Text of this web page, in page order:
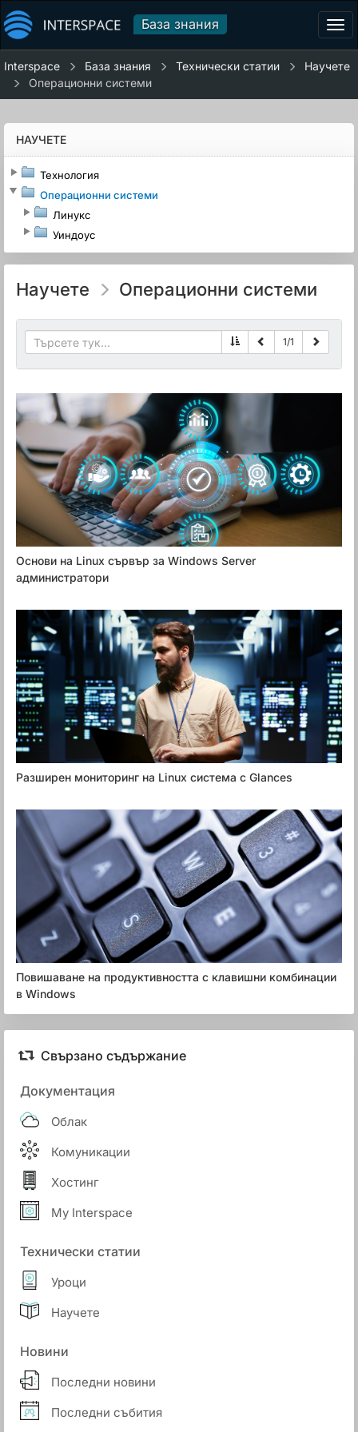
База знания
Interspace База знания Технически статии
Научете
Операционни системи
НАУЧЕТЕ
Технология
Операционни системи
Линукс
Уиндоус
Научете Операционни системи
1/1
Основи на Linux сървър за Windows Server
администратори
Разширен мониторинг на Linux система с Glances
Повишаване на продуктивността с клавишни комбинации
в Windows
Свързано съдържание
Документация
Облак
Комуникации
Хостинг
My Interspace
Технически статии
Уроци
Научете
Новини
Последни новини
Последни събития